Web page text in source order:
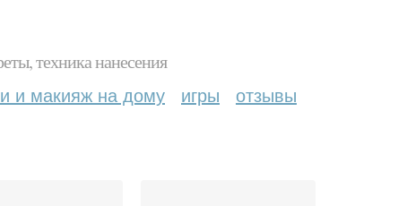
техника нанесения
и макияж на дому игры отзывы